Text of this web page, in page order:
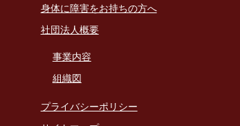
身体に障害をお持ちの方へ
社団法人概要
事業内容
組織図
プライバシーポリシー